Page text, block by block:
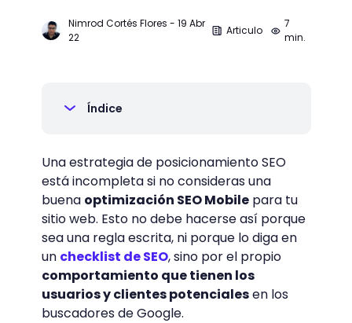
Nimrod Cortés Flores - 19 Abr
22
Articulo
7
min.
Índice
Una estrategia de posicionamiento SEO
está incompleta si no consideras una
buena optimización SEO Mobilepara tu
sitio web. Esto no debe hacerse así porque
sea una regla escrita, ni porque lo diga en
un checklist de SEO, sino por el propio
comportamiento que tienen los
usuarios y clientes potencialesen los
buscadores de Google.